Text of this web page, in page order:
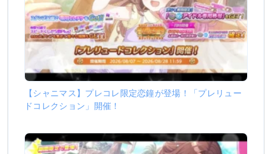
【シャニマス】プレコレ限定恋鐘が登場！「プレリュー
ドコレクション」開催！